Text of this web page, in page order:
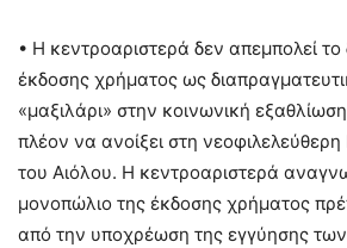
• Η κεντροαριστερά δεν απεμπολεί το
έκδοσης χρήματος ως
«μαξιλάρι» στην κοινωνική
πλέον να ανοίξει στη
του Αιόλου. Η κεντροαριστερά
μονοπώλιο της έκδοσης χρήματος
από την υποχρέωση της εγγύησης